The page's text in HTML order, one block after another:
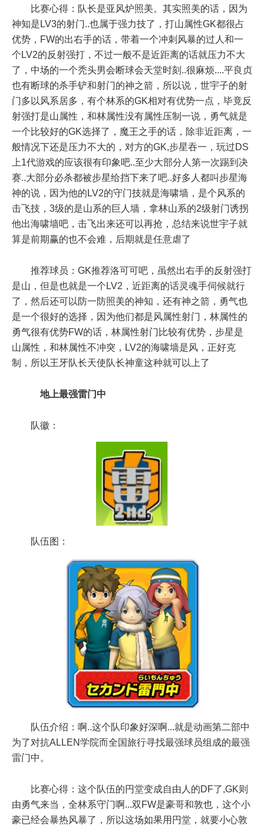
比赛心得：队长是亚风炉照美。其实照美的话，因为
神知是LV3的射门..也属于强力技了，打山属性GK都很占
优势，FW的出右手的话，带着一个冲刺风暴的过人和一
个LV2的反射强打，不过一般不是近距离的话就压力不大
了，中场的一个秃头男会断球会天堂时刻..很麻烦....平良贞
也有断球的杀手铲和射门的神之箭，所以说，世宇子的射
门多以风系居多，有个林系的GK相对有优势一点，毕竟反
射强打是山属性，和林属性没有属性压制一说，勇气就是
一个比较好的GK选择了，魔王之手的话，除非近距离，一
般情况下还是压力不大的，对方的GK,步星吞一，玩过DS
上1代游戏的应该很有印象吧..至少大部分人第一次踢到决
赛..大部分必杀都被步星给挡下来了吧..好多人都叫步星海
神的说，因为他的LV2的守门技就是海啸墙，是个风系的
击飞技，3级的是山系的巨人墙，拿林山系的2级射门诱拐
他出海啸墙吧，击飞出来还可以再抢，总结来说世宇子就
算是前期赢的也不会难，后期就是任意虐了
推荐球员：GK推荐洛可可吧，虽然出右手的反射强打
是山，但是也就是一个LV2，近距离的话灵魂手伺候就行
了，然后还可以防一防照美的神知，还有神之箭，勇气也
是一个很好的选择，因为他们都是风属性射门，林属性的
勇气很有优势FW的话，林属性射门比较有优势，步星是
山属性，和林属性不冲突，LV2的海啸墙是风，正好克
制，所以王牙队长天使队长神童这种就可以上了
地上最强雷门中
队徽：
队伍图：
队伍介绍：啊..这个队印象好深啊...就是动画第二部中
为了对抗ALLEN学院而全国旅行寻找最强球员组成的最强
雷门中。
比赛心得：这个队伍的円堂变成自由人的DF了,GK则
由勇气来当，全林系守门啊...双FW是豪哥和敦也，这个小
豪已经会暴热风暴了，所以这场如果用円堂，就要小心敦